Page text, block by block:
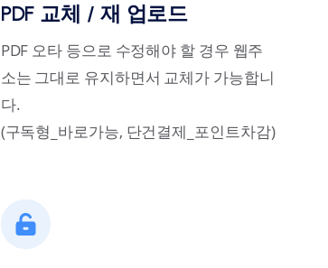
PDF 교체 / 재 업로드
PDF 오타 등으로 수정해야 할 경우 웹주
소는 그대로 유지하면서 교체가 가능합니
다.
(구독형_바로가능, 단건결제_포인트차감)